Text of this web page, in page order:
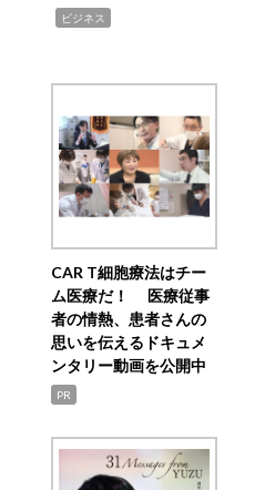
ビジネス
CAR T細胞療法はチー
ム医療だ！ 医療従事
者の情熱、患者さんの
思いを伝えるドキュメ
ンタリー動画を公開中
PR